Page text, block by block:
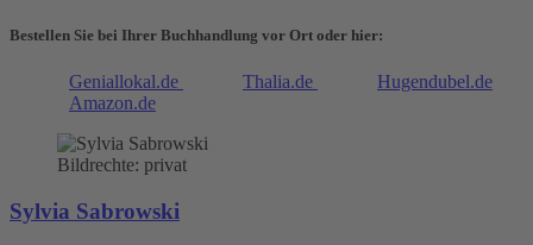
Bestellen Sie bei Ihrer Buchhandlung vor Ort oder hier:
Geniallokal.de Thalia.de
Hugendubel.de
Amazon.de
Bildrechte: privat
Sylvia Sabrowski